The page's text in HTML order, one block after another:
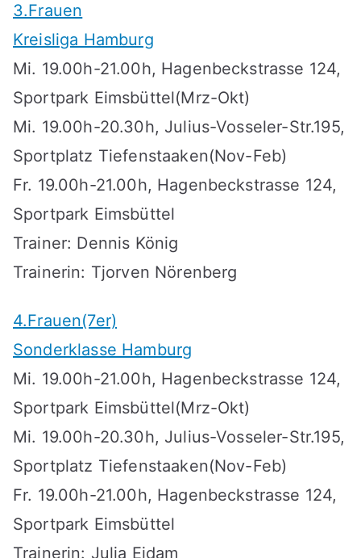
3.Frauen
Kreisliga Hamburg
Mi. 19.00h-21.00h, Hagenbeckstrasse 124,
Sportpark Eimsbüttel(Mrz-Okt)
Mi. 19.00h-20.30h, Julius-Vosseler-Str.195,
Sportplatz Tiefenstaaken(Nov-Feb)
Fr. 19.00h-21.00h, Hagenbeckstrasse 124,
Sportpark Eimsbüttel
Trainer: Dennis König
Trainerin: Tjorven Nörenberg
4.Frauen(7er)
Sonderklasse Hamburg
Mi. 19.00h-21.00h, Hagenbeckstrasse 124,
Sportpark Eimsbüttel(Mrz-Okt)
Mi. 19.00h-20.30h, Julius-Vosseler-Str.195,
Sportplatz Tiefenstaaken(Nov-Feb)
Fr. 19.00h-21.00h, Hagenbeckstrasse 124,
Sportpark Eimsbüttel
Trainerin: Julia Eidam